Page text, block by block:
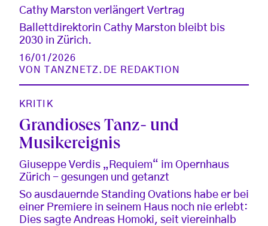
Cathy Marston verlängert Vertrag
Ballettdirektorin Cathy Marston bleibt bis
2030 in Zürich.
16/01/2026
VON
TANZNETZ.DE REDAKTION
KRITIK
Grandioses Tanz- und
Musikereignis
Giuseppe Verdis „Requiem“ im Opernhaus
Zürich - gesungen und getanzt
So ausdauernde Standing Ovations habe er bei
einer Premiere in seinem Haus noch nie erlebt:
Dies sagte Andreas Homoki, seit viereinhalb